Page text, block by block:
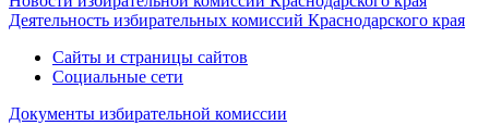
Деятельность избирательных комиссий Краснодарского края
Сайты и страницы сайтов
Социальные сети
Документы избирательной комиссии